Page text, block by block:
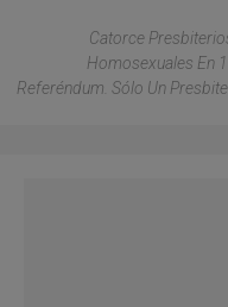
Catorce
Homosexuales En
Referéndum. Sólo Un